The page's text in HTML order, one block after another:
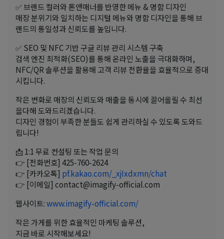
✅ 브랜드 컬러와 톤앤매너를 반영한 메뉴 & 명함 디자인
매장 분위기와 일치하는 디지털 메뉴와 명함 디자인을 통해 브
랜드의 통일성과 신뢰도를 높입니다.
✅ SEO 및 NFC 기반 구글 리뷰 관리 시스템 구축
검색 엔진 최적화(SEO)를 통해 온라인 노출을 극대화하며,
NFC/QR 솔루션을 활용해 고객 리뷰 전환율을 효율적으로 증대
시킵니다.
작은 변화로 매장의 신뢰도와 매출을 동시에 끌어올릴 수 최선
을다해 도와드리겠습니다.
디자인 경험이 부족한 분들도 쉽게 관리하실 수 있도록 도와드
립니다!
📩 1:1 무료 컨설팅 또는 작업 문의
👉 [전화번호] 425-760-2624
👉 [카카오톡] pf.kakao.com/_xjIxdxmn/chat
👉 [이메일] contact@imagify-official.com
웹사이트:www.imagify-official.com/
작은 가게를 위한 효율적인 마케팅 솔루션,
지금 바로 시작해보세요!